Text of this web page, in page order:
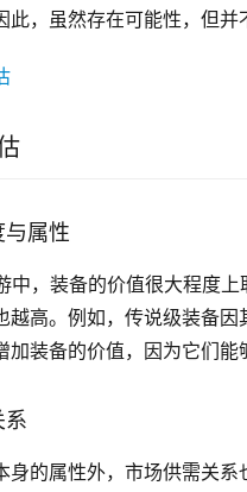
此，虽然存在可能性，但并
与属性
中，装备的价值很大程度
越高。例如，传说级装备
加装备的价值，因为它们能
系
身的属性外，市场供需关